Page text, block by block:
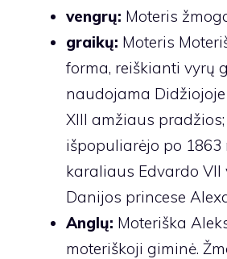
vengrų: Moteris
graikų: Moteris
forma, reiškianti vyrų
naudojama
XIII amžiaus
išpopuliarėjo po 1863
karaliaus Edvardo VII
Danijos princese
Anglų: Moteriška
moteriškoji giminė.